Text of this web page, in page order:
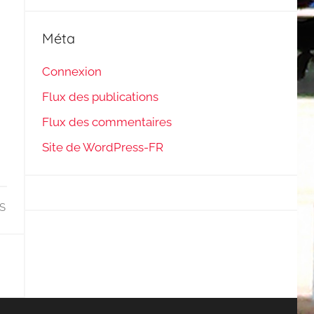
Méta
Connexion
Flux des publications
Flux des commentaires
Site de WordPress-FR